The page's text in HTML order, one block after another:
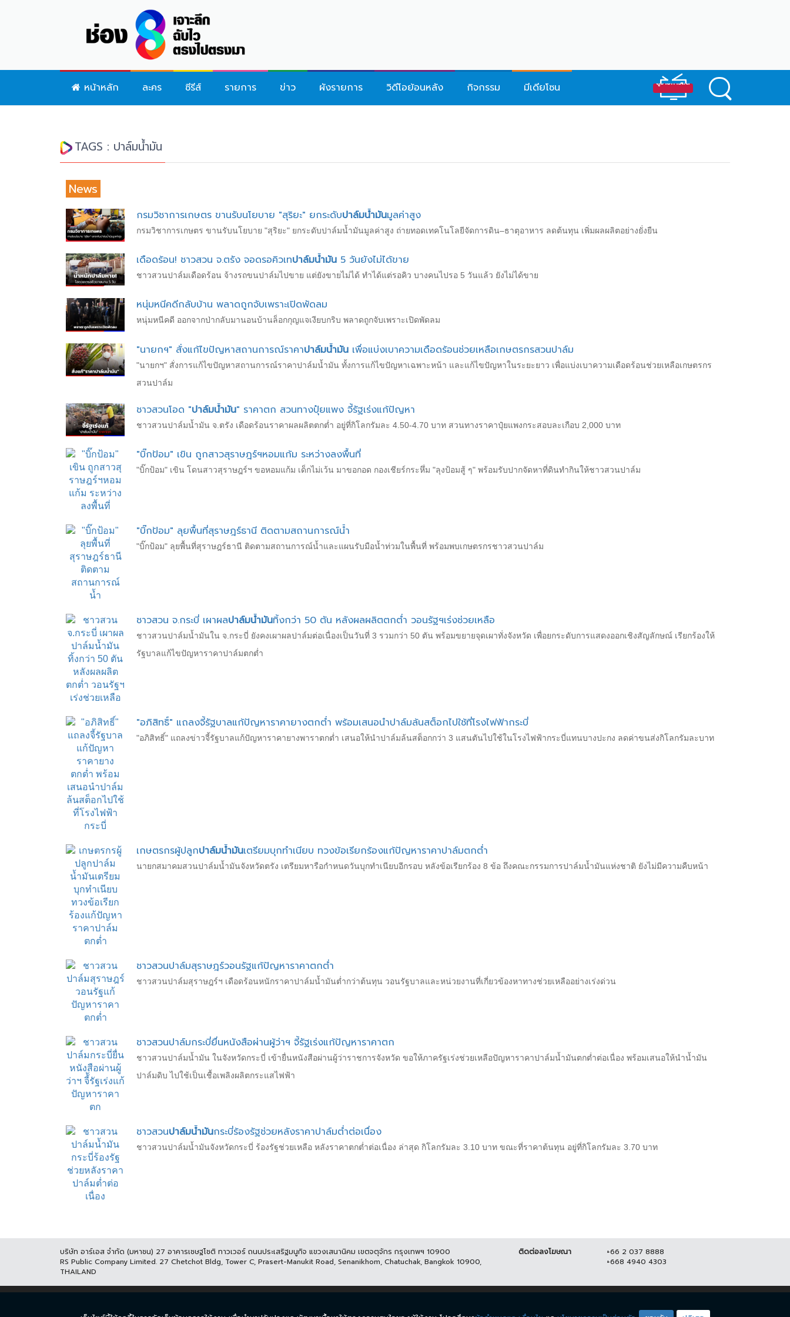
หน้าหลัก ละคร ซีรีส์ รายการ ข่าว ผังรายการ วิดีโอย้อนหลัง กิจกรรม มีเดียโซน
TAGS : ปาล์มน้ำมัน
News
กรมวิชาการเกษตร ขานรับนโยบาย "สุริยะ" ยกระดับปาล์มน้ำมันมูลค่าสูง
กรมวิชาการเกษตร ขานรับนโยบาย "สุริยะ" ยกระดับปาล์มน้ำมันมูลค่าสูง ถ่ายทอดเทคโนโลยีจัดการดิน–ธาตุอาหาร ลดต้นทุน เพิ่มผลผลิตอย่างยั่งยืน
เดือดร้อน! ชาวสวน จ.ตรัง จอดรอคิวเทปาล์มน้ำมัน 5 วันยังไม่ได้ขาย
ชาวสวนปาล์มเดือดร้อน จ้างรถขนปาล์มไปขาย แต่ยังขายไม่ได้ ทำได้แต่รอคิว บางคนไปรอ 5 วันแล้ว ยังไม่ได้ขาย
หนุ่มหนีคดีกลับบ้าน พลาดถูกจับเพราะเปิดพัดลม
หนุ่มหนีคดี ออกจากป่ากลับมานอนบ้านล็อกกุญแจเงียบกริบ พลาดถูกจับเพราะเปิดพัดลม
"นายกฯ" สั่งแก้ไขปัญหาสถานการณ์ราคาปาล์มน้ำมัน เพื่อแบ่งเบาความเดือดร้อนช่วยเหลือเกษตรกรสวนปาล์ม
"นายกฯ" สั่งการแก้ไขปัญหาสถานการณ์ราคาปาล์มน้ำมัน ทั้งการแก้ไขปัญหาเฉพาะหน้า และแก้ไขปัญหาในระยะยาว เพื่อแบ่งเบาความเดือดร้อนช่วยเหลือเกษตรกร
สวนปาล์ม
ชาวสวนโอด "ปาล์มน้ำมัน" ราคาตก สวนทางปุ๋ยแพง จี้รัฐเร่งแก้ปัญหา
ชาวสวนปาล์มน้ำมัน จ.ตรัง เดือดร้อนราคาผลผลิตตกต่ำ อยู่ที่กิโลกรัมละ 4.50-4.70 บาท สวนทางราคาปุ๋ยแพงกระสอบละเกือบ 2,000 บาท
"บิ๊กป้อม" เขิน ถูกสาวสุราษฎร์ฯหอมแก้ม ระหว่างลงพื้นที่
"บิ๊กป้อม" เขิน โดนสาวสุราษฎร์ฯ ขอหอมแก้ม เด็กไม่เว้น มาขอกอด กองเชียร์กระหึ่ม "ลุงป้อมสู้ ๆ" พร้อมรับปากจัดหาที่ดินทำกินให้ชาวสวนปาล์ม
"บิ๊กป้อม" ลุยพื้นที่สุราษฎร์ธานี ติดตามสถานการณ์น้ำ
"บิ๊กป้อม" ลุยพื้นที่สุราษฎร์ธานี ติดตามสถานการณ์น้ำและแผนรับมือน้ำท่วมในพื้นที่ พร้อมพบเกษตรกรชาวสวนปาล์ม
ชาวสวน จ.กระบี่ เผาผลปาล์มน้ำมันทิ้งกว่า 50 ตัน หลังผลผลิตตกต่ำ วอนรัฐฯเร่งช่วยเหลือ
ชาวสวนปาล์มน้ำมันใน จ.กระบี่ ยังคงเผาผลปาล์มต่อเนื่องเป็นวันที่ 3 รวมกว่า 50 ตัน พร้อมขยายจุดเผาทั่งจังหวัด เพื่อยกระดับการแสดงออกเชิงสัญลักษณ์ เรียกร้องให้
รัฐบาลแก้ไขปัญหาราคาปาล์มตกต่ำ
"อภิสิทธิ์" แถลงจี้รัฐบาลแก้ปัญหาราคายางตกต่ำ พร้อมเสนอนำปาล์มล้นสต็อกไปใช้ที่โรงไฟฟ้ากระบี่
"อภิสิทธิ์" แถลงข่าวจี้รัฐบาลแก้ปัญหาราคายางพาราตกต่ำ เสนอให้นำปาล์มล้นสต็อกกว่า 3 แสนตันไปใช้ในโรงไฟฟ้ากระบี่แทนบางปะกง ลดค่าขนส่งกิโลกรัมละบาท
เกษตรกรผู้ปลูกปาล์มน้ำมันเตรียมบุกทำเนียบ ทวงข้อเรียกร้องแก้ปัญหาราคาปาล์มตกต่ำ
นายกสมาคมสวนปาล์มน้ำมันจังหวัดตรัง เตรียมหารือกำหนดวันบุกทำเนียบอีกรอบ หลังข้อเรียกร้อง 8 ข้อ ถึงคณะกรรมการปาล์มน้ำมันแห่งชาติ ยังไม่มีความคืบหน้า
ชาวสวนปาล์มสุราษฎร์วอนรัฐแก้ปัญหาราคาตกต่ำ
ชาวสวนปาล์มสุราษฎร์ฯ เดือดร้อนหนักราคาปาล์มน้ำมันต่ำกว่าต้นทุน วอนรัฐบาลและหน่วยงานที่เกี่ยวข้องหาทางช่วยเหลืออย่างเร่งด่วน
ชาวสวนปาล์มกระบี่ยื่นหนังสือผ่านผู้ว่าฯ จี้ัรัฐเร่งแก้ปัญหาราคาตก
ชาวสวนปาล์มน้ำมัน ในจังหวัดกระบี่ เข้ายื่นหนังสือผ่านผู้ว่าราชการจังหวัด ขอให้ภาครัฐเร่งช่วยเหลือปัญหาราคาปาล์มน้ำมันตกต่ำต่อเนื่อง พร้อมเสนอให้นำน้ำมัน
ปาล์มดิบ ไปใช้เป็นเชื้อเพลิงผลิตกระแสไฟฟ้า
ชาวสวนปาล์มน้ำมันกระบี่ร้องรัฐช่วยหลังราคาปาล์มต่ำต่อเนื่อง
ชาวสวนปาล์มน้ำมันจังหวัดกระบี่ ร้องรัฐช่วยเหลือ หลังราคาตกต่ำต่อเนื่อง ล่าสุด กิโลกรัมละ 3.10 บาท ขณะที่ราคาต้นทุน อยู่ที่กิโลกรัมละ 3.70 บาท
บริษัท อาร์เอส จำกัด (มหาชน) 27 อาคารเชษฐโชติ ทาวเวอร์ ถนนประเสริฐมนูกิจ แขวงเสนานิคม เขตจตุจักร กรุงเทพฯ 10900
RS Public Company Limited. 27 Chetchot Bldg, Tower C, Prasert-Manukit Road, Senanikhom, Chatuchak, Bangkok 10900,
THAILAND
ติดต่อลงโฆษณา
+66 2 037 8888
+668 4940 4303